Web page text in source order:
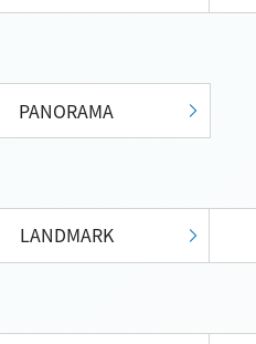
PANORAMA
LANDMARK